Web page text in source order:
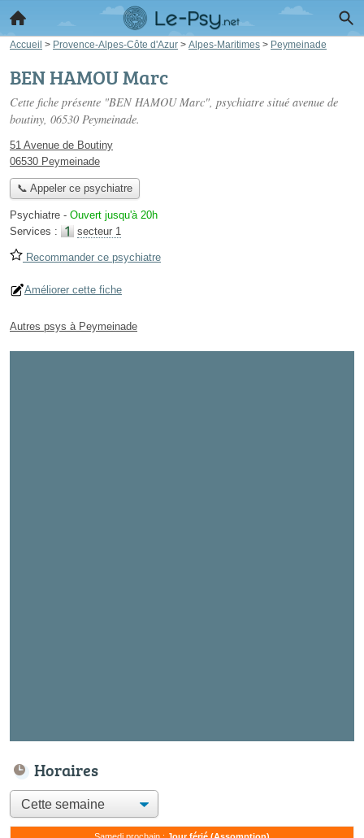
Accueil > Provence-Alpes-Côte d'Azur > Alpes-Maritimes > Peymeinade
BEN HAMOU Marc
Cette fiche présente "BEN HAMOU Marc", psychiatre situé avenue de
boutiny, 06530 Peymeinade.
51 Avenue de Boutiny
06530 Peymeinade
📞 Appeler ce psychiatre
Psychiatre - Ouvert jusqu'à 20h
Services :
secteur 1
Recommander ce psychiatre
Améliorer cette fiche
Autres psys à Peymeinade
Horaires
Samedi prochain : Jour férié (Assomption)